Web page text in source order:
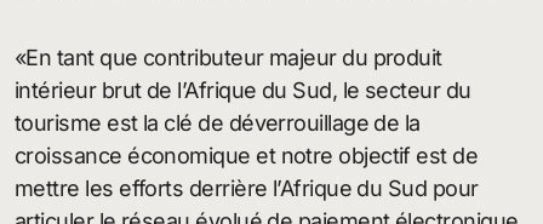
«En tant que contributeur majeur du produit
intérieur brut de l’Afrique du Sud, le secteur du
tourisme est la clé de déverrouillage de la
croissance économique et notre objectif est de
mettre les efforts derrière l’Afrique du Sud pour